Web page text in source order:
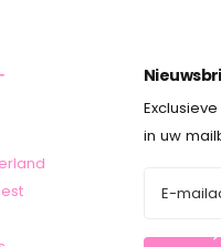
in uw